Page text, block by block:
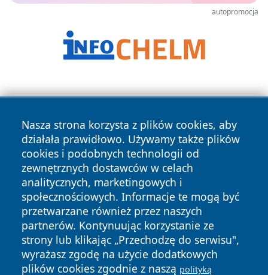
autopromocja
Nasza strona korzysta z plików cookies, aby
działała prawidłowo. Używamy także plików
cookies i podobnych technologii od
zewnętrznych dostawców w celach
analitycznych, marketingowych i
społecznościowych. Informacje te mogą być
przetwarzane również przez naszych
partnerów. Kontynuując korzystanie ze
strony lub klikając „Przechodzę do serwisu",
wyrażasz zgodę na użycie dodatkowych
plików cookies zgodnie z naszą polityką
Copyright © 2026 czestochowanews.pl Wszystkie prawa
zastrzeżone.
News Autorzy
Polityka
Prywatności
Polityka
Cookies
cześć